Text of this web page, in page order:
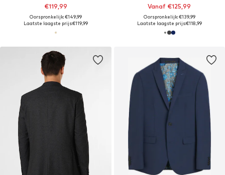
€119,99
Oorspronkelijk: €149,99
Laatste laagste prijs:€119,99
Vanaf €125,99
Oorspronkelijk: €139,99
Laatste laagste prijs:€118,99